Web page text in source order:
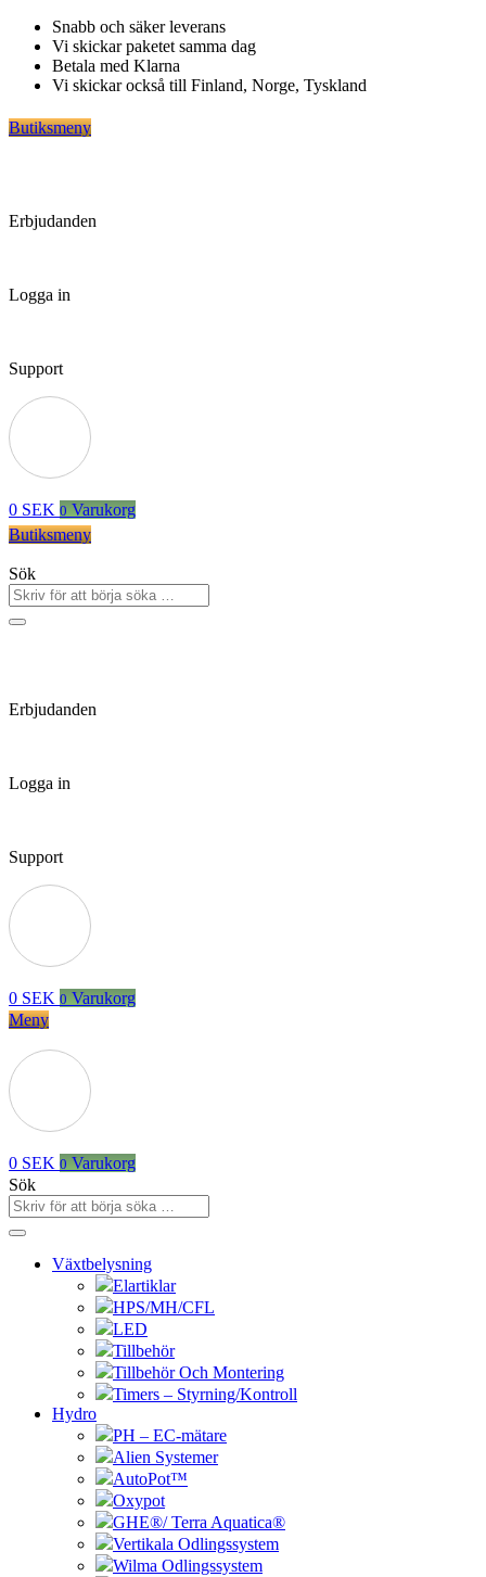
Hoppa
innehåll
Snabb och säker leverans
Vi skickar paketet samma dag
Betala med Klarna
Vi skickar också till Finland, Norge, Tyskland
Butiksmeny
Erbjudanden
Logga in
Support
0 SEK 0 Varukorg
Butiksmeny
Sök
Erbjudanden
Logga in
Support
0 SEK 0 Varukorg
Meny
0 SEK 0 Varukorg
Sök
Växtbelysning
Elartiklar
HPS/MH/CFL
LED
Tillbehör
Tillbehör Och Montering
Timers – Styrning/Kontroll
Hydro
PH – EC-mätare
Alien Systemer
AutoPot™
Oxypot
GHE®/ Terra Aquatica®
Vertikala Odlingssystem
Wilma Odlingssystem